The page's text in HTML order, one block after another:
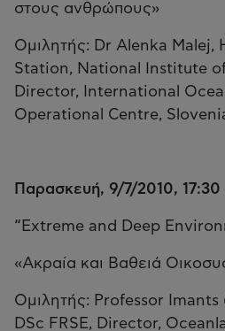
στους ανθρώπους»
Ομιλητής: Dr Alenka Malej,
Station, National Institute
Director, International
Operational Centre,
Παρασκευή, 9/7/2010, 17:30
“Extreme and Deep
«Ακραία και Βαθειά
Ομιλητής: Professor
DSc FRSE, Director,